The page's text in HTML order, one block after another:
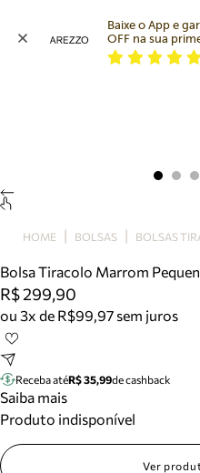
Bolsa
Tamanco
Tênis
Mule
Tire dúvidas sobre
Meus pedidos
Acompanhe seus
Baixe o App e
OFF na sua
HOME BOLSAS BOLSAS
Bolsa Tiracolo Marrom
R$ 299,90
ou 3x de R$99,97 sem juros
Receba atéR$ 35,99de cashback
Saiba mais
Produto indisponível
Ver